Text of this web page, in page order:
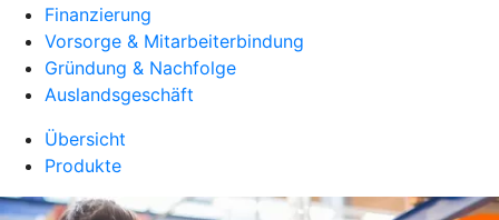
Finanzierung
Vorsorge & Mitarbeiterbindung
Gründung & Nachfolge
Auslandsgeschäft
Übersicht
Produkte